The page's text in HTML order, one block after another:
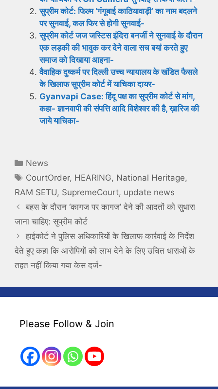
सुप्रीम कोर्ट: फिल्म ‘गंगूबाई काठियावाड़ी’ का नाम बदलने
पर सुनवाई, कल फिर से होगी सुनवाई-
सुप्रीम कोर्ट जज जस्टिस इंदिरा बनर्जी ने सुनवाई के दौरान
एक लड़की की भावुक कर देने वाला सच बयां करते हुए
समाज को दिखाया आइना-
वैवाहिक दुष्कर्म पर दिल्ली उच्च न्यायालय के खंडित फैसले
के खिलाफ सुप्रीम कोर्ट में याचिका दायर-
Gyanvapi Case: हिंदू पक्ष का सुप्रीम कोर्ट से मांग,
कहा- ज्ञानवापी की संपत्ति आदि विशेश्वर की है, ख़ारिज की
जाये याचिका-
Categories
News
Tags
CourtOrder, HEARING, National Heritage,
RAM SETU, SupremeCourt, update news
बहस के दौरान ‘कागज पर कागज’ देने की आदतों को सुधारा
जाना चाहिए: सुप्रीम कोर्ट
हाईकोर्ट ने पुलिस अधिकारियों के खिलाफ कार्रवाई के निर्देश
देते हुए कहा कि आरोपियों को लाभ देने के लिए उचित धाराओं के
तहत नहीं किया गया केस दर्ज-
Please Follow & Join